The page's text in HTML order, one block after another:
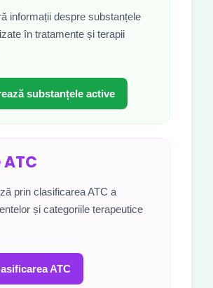
informații despre substanțele
în tratamente și terapii
substanțele active
prin clasificarea ATC a
și categoriile terapeutice
ATC